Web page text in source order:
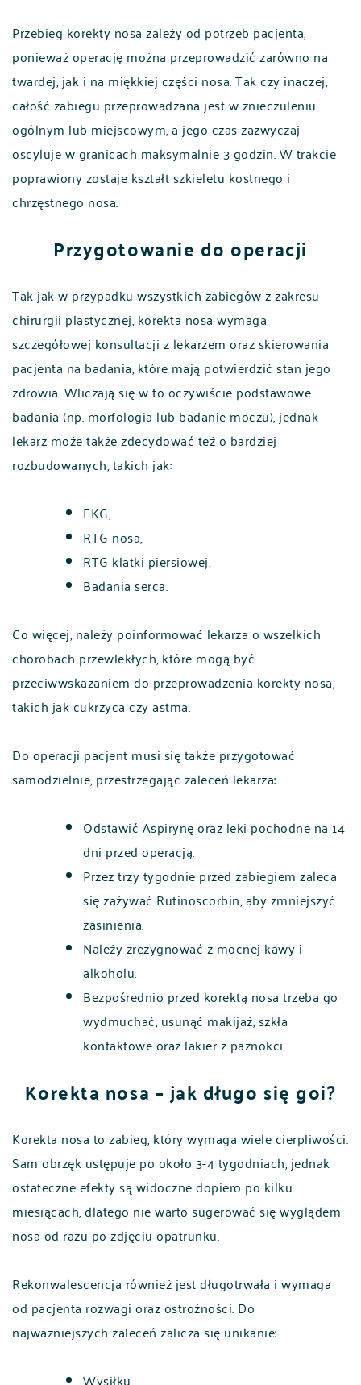
Przebieg korekty nosa zależy od potrzeb pacjenta,
ponieważ operację można przeprowadzić zarówno na
twardej, jak i na miękkiej części nosa. Tak czy inaczej,
całość zabiegu przeprowadzana jest w znieczuleniu
ogólnym lub miejscowym, a jego czas zazwyczaj
oscyluje w granicach maksymalnie 3 godzin. W trakcie
poprawiony zostaje kształt szkieletu kostnego i
chrzęstnego nosa.
Przygotowanie do operacji
Tak jak w przypadku wszystkich zabiegów z zakresu
chirurgii plastycznej, korekta nosa wymaga
szczegółowej konsultacji z lekarzem oraz skierowania
pacjenta na badania, które mają potwierdzić stan jego
zdrowia. Wliczają się w to oczywiście podstawowe
badania (np. morfologia lub badanie moczu), jednak
lekarz może także zdecydować też o bardziej
rozbudowanych, takich jak:
EKG,
RTG nosa,
RTG klatki piersiowej,
Badania serca.
Co więcej, należy poinformować lekarza o wszelkich
chorobach przewlekłych, które mogą być
przeciwwskazaniem do przeprowadzenia korekty nosa,
takich jak cukrzyca czy astma.
Do operacji pacjent musi się także przygotować
samodzielnie, przestrzegając zaleceń lekarza:
Odstawić Aspirynę oraz leki pochodne na 14
dni przed operacją.
Przez trzy tygodnie przed zabiegiem zaleca
się zażywać Rutinoscorbin, aby zmniejszyć
zasinienia.
Należy zrezygnować z mocnej kawy i
alkoholu.
Bezpośrednio przed korektą nosa trzeba go
wydmuchać, usunąć makijaż, szkła
kontaktowe oraz lakier z paznokci.
Korekta nosa – jak długo się goi?
Korekta nosa to zabieg, który wymaga wiele cierpliwości.
Sam obrzęk ustępuje po około 3-4 tygodniach, jednak
ostateczne efekty są widoczne dopiero po kilku
miesiącach, dlatego nie warto sugerować się wyglądem
nosa od razu po zdjęciu opatrunku.
Rekonwalescencja również jest długotrwała i wymaga
od pacjenta rozwagi oraz ostrożności. Do
najważniejszych zaleceń zalicza się unikanie:
Wysiłku,